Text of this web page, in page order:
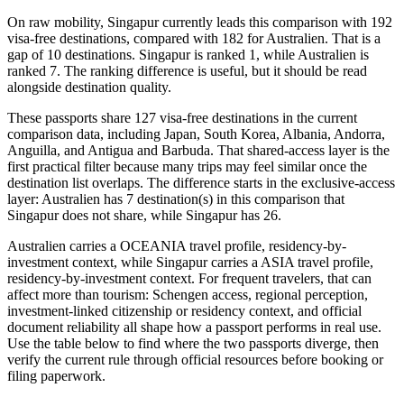
On raw mobility, Singapur currently leads this comparison with 192
visa-free destinations, compared with 182 for Australien. That is a
gap of 10 destinations. Singapur is ranked 1, while Australien is
ranked 7. The ranking difference is useful, but it should be read
alongside destination quality.
These passports share 127 visa-free destinations in the current
comparison data, including Japan, South Korea, Albania, Andorra,
Anguilla, and Antigua and Barbuda. That shared-access layer is the
first practical filter because many trips may feel similar once the
destination list overlaps. The difference starts in the exclusive-access
layer: Australien has 7 destination(s) in this comparison that
Singapur does not share, while Singapur has 26.
Australien carries a OCEANIA travel profile, residency-by-
investment context, while Singapur carries a ASIA travel profile,
residency-by-investment context. For frequent travelers, that can
affect more than tourism: Schengen access, regional perception,
investment-linked citizenship or residency context, and official
document reliability all shape how a passport performs in real use.
Use the table below to find where the two passports diverge, then
verify the current rule through official resources before booking or
filing paperwork.